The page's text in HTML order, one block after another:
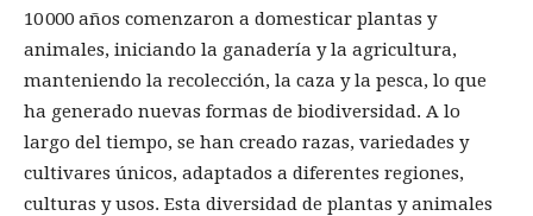
10 000 años comenzaron a domesticar plantas y
animales, iniciando la ganadería y la agricultura,
manteniendo la recolección, la caza y la pesca, lo que
ha generado nuevas formas de biodiversidad. A lo
largo del tiempo, se han creado razas, variedades y
cultivares únicos, adaptados a diferentes regiones,
culturas y usos. Esta diversidad de plantas y animales